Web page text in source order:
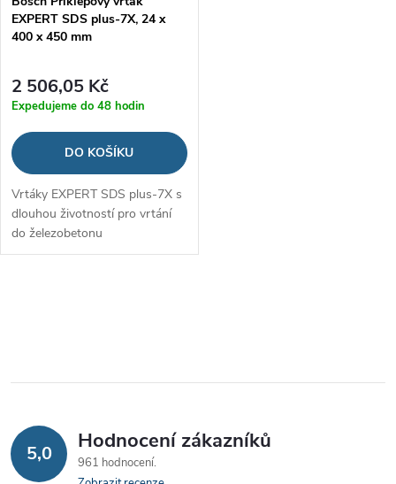
r
d
u
k
t
r
o
d
u
k
t
EXPERT SDS plus-7X, 24 x
400 x 450 mm
2 506,05 Kč
Expedujeme do 48 hodin
DO KOŠÍKU
Vrtáky EXPERT SDS plus-7X s
dlouhou životností pro vrtání
do železobetonu
l
d 5,0 Hodnocení zákazníků
961 hodnocení